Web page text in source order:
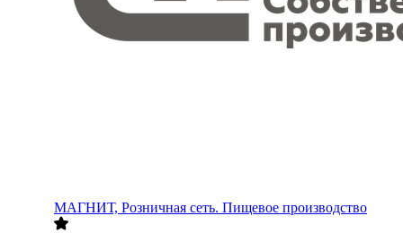
МАГНИТ, Розничная сеть. Пищевое производство